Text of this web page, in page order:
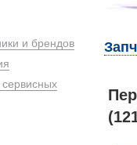
и брендов